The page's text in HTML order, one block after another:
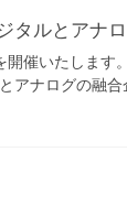
タルとアナ
催いたしま
アナログの融